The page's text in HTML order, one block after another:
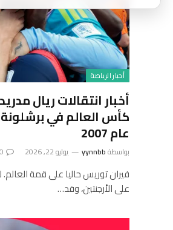
أخبار الرياضة
أخبار انتقالات ريال
كأس العالم في
عام 2007
بواسطةyynnbb يوليو 22, 2026 0
فيران توريس حاليا على قمة
على الأرجنتين، وقد…